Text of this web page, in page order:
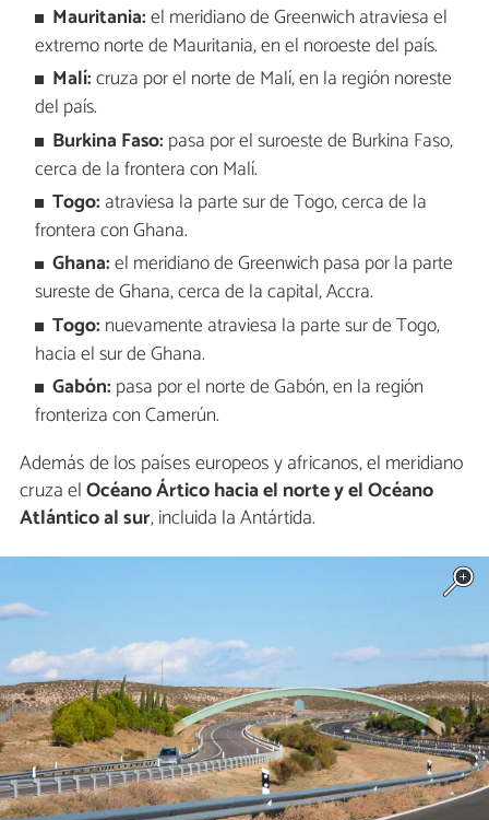
Mauritania:el meridiano de Greenwich atraviesa el
extremo norte de Mauritania, en el noroeste del país.
Malí:cruza por el norte de Malí, en la región noreste
del país.
Burkina Faso: pasa por el suroeste de Burkina Faso,
cerca de la frontera con Malí.
Togo: atraviesa la parte sur de Togo, cerca de la
frontera con Ghana.
Ghana:el meridiano de Greenwich pasa por la parte
sureste de Ghana, cerca de la capital, Accra.
Togo: nuevamente atraviesa la parte sur de Togo,
hacia el sur de Ghana.
Gabón: pasa por el norte de Gabón, en la región
fronteriza con Camerún.
Además de los países europeos y africanos, el meridiano
cruza elOcéano Ártico hacia el norte y el Océano
Atlántico al sur, incluida la Antártida.